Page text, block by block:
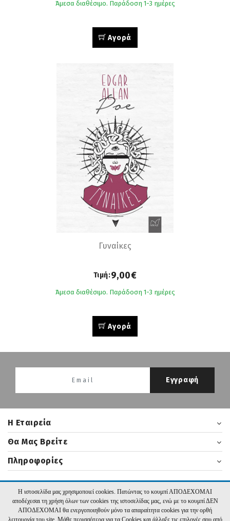
Άμεσα διαθέσιμο. Παράδοση 1-3 ημέρες
Αγορά
Γυναίκες
Τιμή:9,00€
Άμεσα διαθέσιμο. Παράδοση 1-3 ημέρες
Αγορά
H Εταιρεία
Εγγραφή
Θα Μας Βρείτε
Πληροφορίες
2026 nikasbooks.gr | Υλοποίηση:Hyper Center
Η ιστοσελίδα μας χρησιμοποιεί cookies. Πατώντας το κουμπί ΑΠΟΔΕΧΟΜΑΙ
αποδέχεσαι τη χρήση όλων των cookies της ιστοσελίδας μας, ενώ με το κουμπί ΔΕΝ
ΑΠΟΔΕΧΟΜΑΙ θα ενεργοποιηθούν μόνο τα απαραίτητα cookies για την ορθή
λειτουργία του site. Μάθε περισσότερα για τα Cookies και άλλαξε τις επιλογές σου από